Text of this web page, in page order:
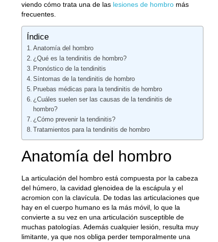
viendo cómo trata una de las lesiones de hombromás
frecuentes.
Índice
Anatomía del hombro
¿Qué es la tendinitis de hombro?
Pronóstico de la tendinitis
Síntomas de la tendinitis de hombro
Pruebas médicas para la tendinitis de hombro
¿Cuáles suelen ser las causas de la tendinitis de
hombro?
¿Cómo prevenir la tendinitis?
Tratamientos para la tendinitis de hombro
Anatomía del hombro
La articulación del hombro está compuesta por la cabeza
del húmero, la cavidad glenoidea de la escápula y el
acromion con la clavícula. De todas las articulaciones que
hay en el cuerpo humano es la más móvil, lo que la
convierte a su vez en una articulación susceptible de
muchas patologías. Además cualquier lesión, resulta muy
limitante, ya que nos obliga perder temporalmente una